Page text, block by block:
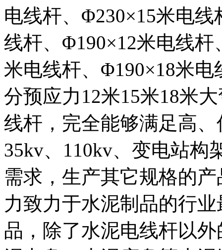
电线杆、Φ230×15米电
线杆、Φ190×12米电线
米电线杆、Φ190×18米
分预应力12米15米18米
线杆，完全能够满足高
35kv、110kv、变电站构
需求，生产其它规格的
力致力于水泥制品的行
品，除了水泥电线杆以